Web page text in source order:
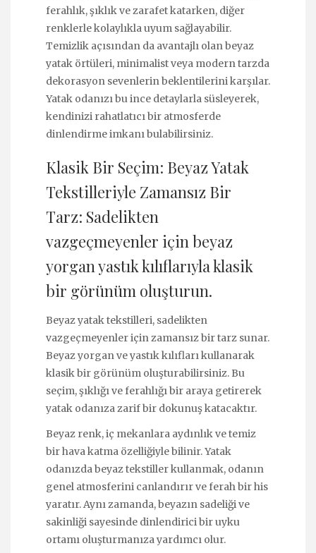
ferahlık, şıklık ve zarafet katarken, diğer
renklerle kolaylıkla uyum sağlayabilir.
Temizlik açısından da avantajlı olan beyaz
yatak örtüleri, minimalist veya modern tarzda
dekorasyon sevenlerin beklentilerini karşılar.
Yatak odanızı bu ince detaylarla süsleyerek,
kendinizi rahatlatıcı bir atmosferde
dinlendirme imkanı bulabilirsiniz.
Klasik Bir Seçim: Beyaz Yatak
Tekstilleriyle Zamansız Bir
Tarz: Sadelikten
vazgeçmeyenler için beyaz
yorgan yastık kılıflarıyla klasik
bir görünüm oluşturun.
Beyaz yatak tekstilleri, sadelikten
vazgeçmeyenler için zamansız bir tarz sunar.
Beyaz yorgan ve yastık kılıfları kullanarak
klasik bir görünüm oluşturabilirsiniz. Bu
seçim, şıklığı ve ferahlığı bir araya getirerek
yatak odanıza zarif bir dokunuş katacaktır.
Beyaz renk, iç mekanlara aydınlık ve temiz
bir hava katma özelliğiyle bilinir. Yatak
odanızda beyaz tekstiller kullanmak, odanın
genel atmosferini canlandırır ve ferah bir his
yaratır. Aynı zamanda, beyazın sadeliği ve
sakinliği sayesinde dinlendirici bir uyku
ortamı oluşturmanıza yardımcı olur.